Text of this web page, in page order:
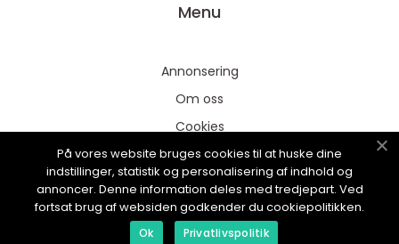
Menu
Annonsering
Om oss
Cookies
Kontakta oss
Sitemap
På vores website bruges cookies til at huske dine
indstillinger, statistik og personalisering af indhold og
annoncer. Denne information deles med tredjepart. Ved
fortsat brug af websiden godkender du cookiepolitikken.
Ok Privatlivspolitik